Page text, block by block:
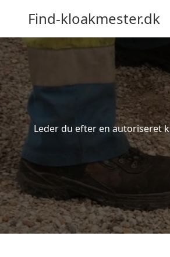
Find-kloakmester.dk
Leder du efter en autoriseret